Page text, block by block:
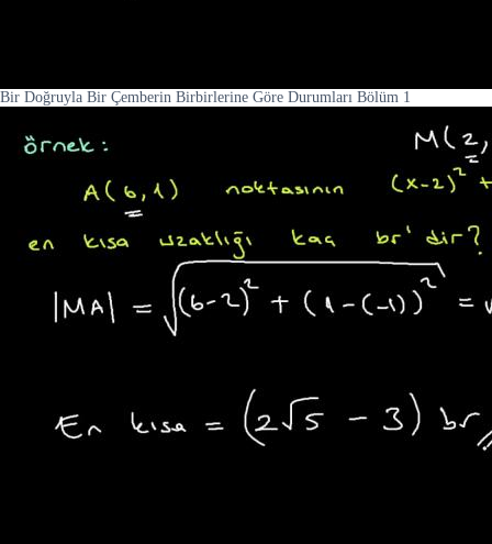
Bir Doğruyla Bir Çemberin Birbirlerine Göre Durumları Bölüm 1